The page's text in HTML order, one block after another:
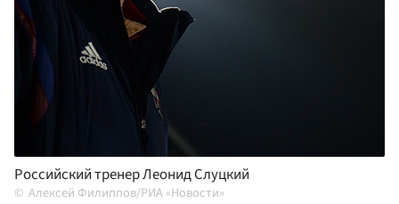
Российский тренер Леонид Слуцкий
Алексей Филиппов/РИА «Новости»